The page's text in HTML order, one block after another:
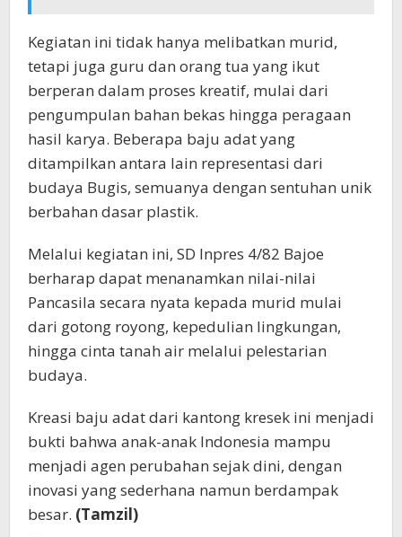
Kegiatan ini tidak hanya melibatkan murid,
tetapi juga guru dan orang tua yang ikut
berperan dalam proses kreatif, mulai dari
pengumpulan bahan bekas hingga peragaan
hasil karya. Beberapa baju adat yang
ditampilkan antara lain representasi dari
budaya Bugis, semuanya dengan sentuhan unik
berbahan dasar plastik.
Melalui kegiatan ini, SD Inpres 4/82 Bajoe
berharap dapat menanamkan nilai-nilai
Pancasila secara nyata kepada murid mulai
dari gotong royong, kepedulian lingkungan,
hingga cinta tanah air melalui pelestarian
budaya.
Kreasi baju adat dari kantong kresek ini menjadi
bukti bahwa anak-anak Indonesia mampu
menjadi agen perubahan sejak dini, dengan
inovasi yang sederhana namun berdampak
besar. (Tamzil)